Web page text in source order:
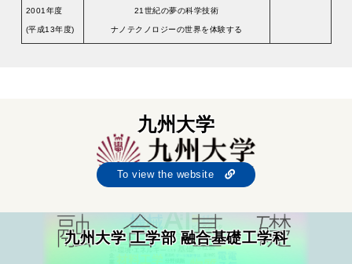
2001年度
(平成13年度)
21世紀の夢の科学技術
ナノテクノロジーの世界を体験する
九州大学
To view the website
九州大学 工学部 融合基礎工学科